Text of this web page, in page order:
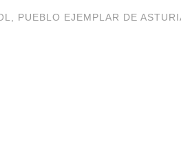
PUEBLO EJEMPLAR DE